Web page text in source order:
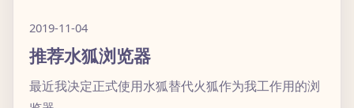
2019-11-04
推荐水狐浏览器
最近我决定正式使用水狐替代火狐作为我工作用的浏